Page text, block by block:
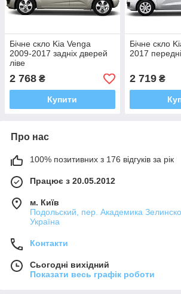
Бічне скло Kia Venga
2009-2017 задніх дверей
ліве
2 768 ₴
Купити
Бічне скло
2017
2 719₴
Про нас
100% позитивних з 176 відгуків за рік
Працює з 20.05.2012
м. Київ
Подольский, пер. Академика
Україна
Контакти
Сьогодні вихідний
Показати весь графік роботи